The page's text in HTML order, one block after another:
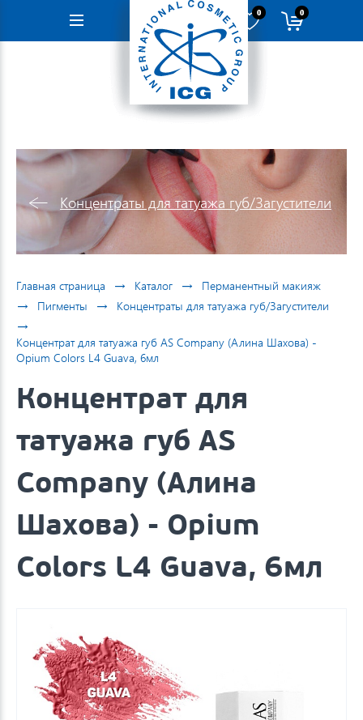
Навигация
0 0
Концентраты для татуажа губ/Загустители
Главная страница → Каталог → Перманентный макияж
→ Пигменты → Концентраты для татуажа губ/Загустители
→
Концентрат для татуажа губ AS Company (Алина Шахова) -
Opium Colors L4 Guava, 6мл
Концентрат для
татуажа губ AS
Company (Алина
Шахова) - Opium
Colors L4 Guava, 6мл